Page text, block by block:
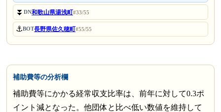
⏬DN和歌山県湯浅町#33/55
⚓BOT長野県佐久穂町#55/55
補助費等の分析欄
補助費等にかかる経常収支比率は、前年に対して0.3ポ
イント減となった。他団体と比べ低い数値を維持して